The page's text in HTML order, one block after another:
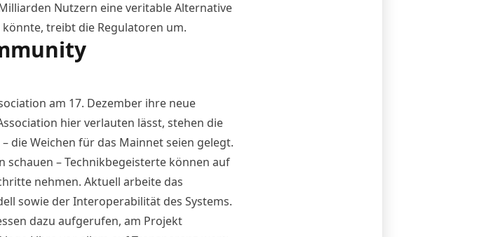
Nutzern eine veritable Alternative
treibt die Regulatoren um.
am 17. Dezember ihre neue
hier verlauten lässt, stehen die
die Weichen für das Mainnet seien gelegt.
schauen – Technikbegeisterte können auf
nehmen. Aktuell arbeite das
sowie der Interoperabilität des Systems.
dazu aufgerufen, am Projekt